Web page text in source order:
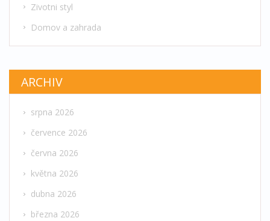
Zivotni styl
Domov a zahrada
ARCHIV
srpna 2026
července 2026
června 2026
května 2026
dubna 2026
března 2026